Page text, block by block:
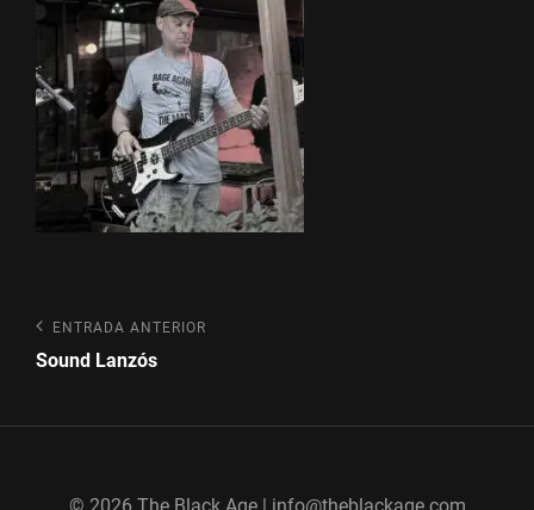
Navegación
de
Entrada
anterior
ENTRADA ANTERIOR
Sound Lanzós